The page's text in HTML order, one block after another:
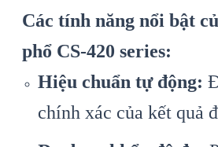
Các tính năng nổi bật
phổ CS-420 series:
Hiệu chuẩn tự động:
chính xác của kết quả